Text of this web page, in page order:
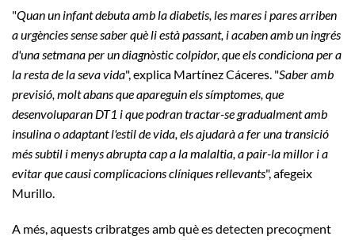
"Quan un infant debuta amb la diabetis, les mares i pares arriben
a urgències sense saber què li està passant, i acaben amb un ingrés
d'una setmana per un diagnòstic colpidor, que els condiciona per a
la resta de la seva vida", explica Martínez Cáceres. "Saber amb
previsió, molt abans que apareguin els símptomes, que
desenvoluparan DT1 i que podran tractar-se gradualment amb
insulina o adaptant l'estil de vida, els ajudarà a fer una transició
més subtil i menys abrupta cap a la malaltia, a pair-la millor i a
evitar que causi complicacions clíniques rellevants", afegeix
Murillo.
A més, aquests cribratges amb què es detecten precoçment